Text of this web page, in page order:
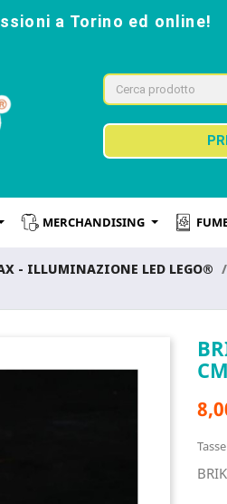
a Torino ed online!
MERCHANDISING
- ILLUMINAZIONE LED LEGO®
CM